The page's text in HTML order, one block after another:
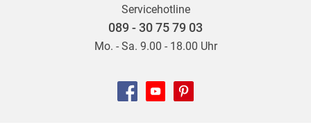
Servicehotline
089 - 30 75 79 03
Mo. - Sa. 9.00 - 18.00 Uhr